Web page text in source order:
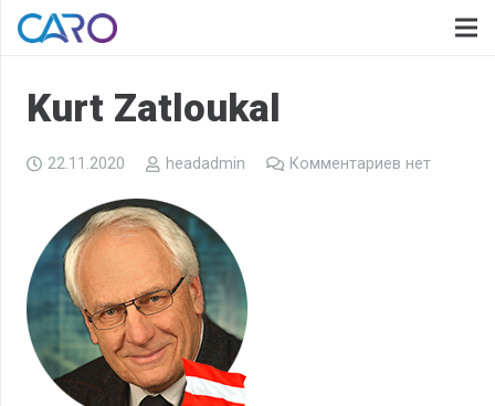
Kurt Zatloukal
22.11.2020 headadmin Комментариев нет